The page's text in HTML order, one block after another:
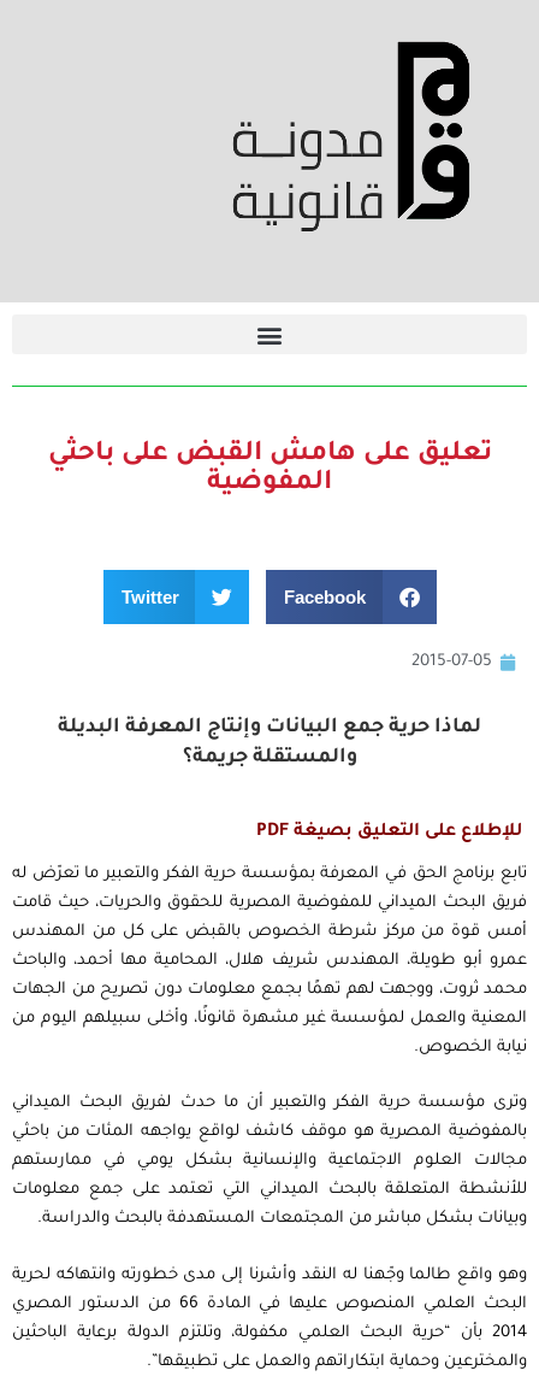
تعليق على هامش القبض على باحثي
المفوضية
Facebook
Twitter
2015-07-05
لماذا حرية جمع البيانات وإنتاج المعرفة البديلة
والمستقلة جريمة؟
للإطلاع على التعليق بصيغة PDF
تابع برنامج الحق في المعرفة بمؤسسة حرية الفكر والتعبير ما تعرّض له
فريق البحث الميداني للمفوضية المصرية للحقوق والحريات، حيث قامت
أمس قوة من مركز شرطة الخصوص بالقبض على كل من المهندس
عمرو أبو طويلة، المهندس شريف هلال، المحامية مها أحمد، والباحث
محمد ثروت، ووجهت لهم تهمًا بجمع معلومات دون تصريح من الجهات
المعنية والعمل لمؤسسة غير مشهرة قانونًا، وأخلى سبيلهم اليوم من
نيابة الخصوص.
وترى مؤسسة حرية الفكر والتعبير أن ما حدث لفريق البحث الميداني
بالمفوضية المصرية هو موقف كاشف لواقع يواجهه المئات من باحثي
مجالات العلوم الاجتماعية والإنسانية بشكل يومي في ممارستهم
للأنشطة المتعلقة بالبحث الميداني التي تعتمد على جمع معلومات
وبيانات بشكل مباشر من المجتمعات المستهدفة بالبحث والدراسة.
وهو واقع طالما وجّهنا له النقد وأشرنا إلى مدى خطورته وانتهاكه لحرية
البحث العلمي المنصوص عليها في المادة 66 من الدستور المصري
2014 بأن “حرية البحث العلمي مكفولة، وتلتزم الدولة برعاية الباحثين
والمخترعين وحماية ابتكاراتهم والعمل على تطبيقها”.